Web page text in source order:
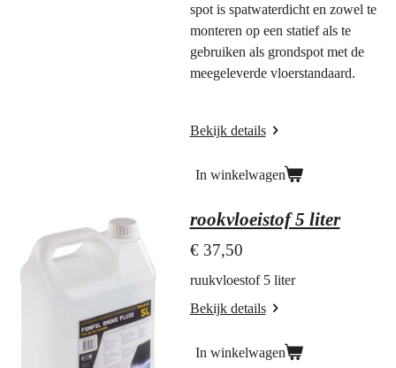
spot is spatwaterdicht en zowel te
monteren op een statief als te
gebruiken als grondspot met de
meegeleverde vloerstandaard.
Bekijk details
In winkelwagen
rookvloeistof 5 liter
€ 37,50
ruukvloestof 5 liter
Bekijk details
In winkelwagen